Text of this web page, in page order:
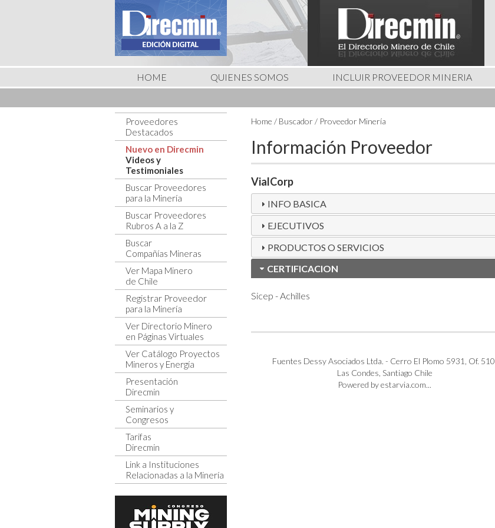
HOME QUIENES SOMOS INCLUIR PROVEEDOR MINERIA
Proveedores
Destacados
Nuevo en Direcmin
Videos y
Testimoniales
Buscar Proveedores
para la Minería
Buscar Proveedores
Rubros A a la Z
Buscar
Compañías Mineras
Ver Mapa Minero
de Chile
Registrar Proveedor
para la Minería
Ver Directorio Minero
en Páginas Virtuales
Ver Catálogo Proyectos
Mineros y Energía
Presentación
Direcmin
Seminarios y
Congresos
Tarifas
Direcmin
Link a Instituciones
Relacionadas a la Minería
Home / Buscador / Proveedor Minería
Información Proveedor
VialCorp
INFO BASICA
EJECUTIVOS
PRODUCTOS O SERVICIOS
CERTIFICACION
Sicep - Achilles
Fuentes Dessy Asociados Ltda. - Cerro El Plomo 5931, Of. 510,
Las Condes, Santiago Chile
Powered by estarvia.com...